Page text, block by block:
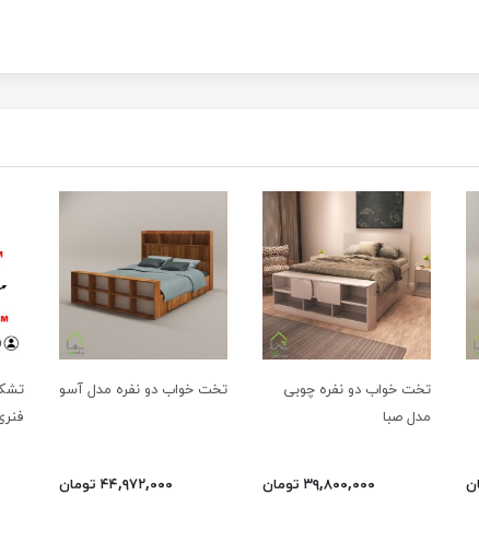
تخت خواب دو نفره چوبی
مدل صبا
۳۹,۸۰۰,۰۰۰ تومان
تخت خواب دو نفره مدل آسو
۴۴,۹۷۲,۰۰۰ تومان